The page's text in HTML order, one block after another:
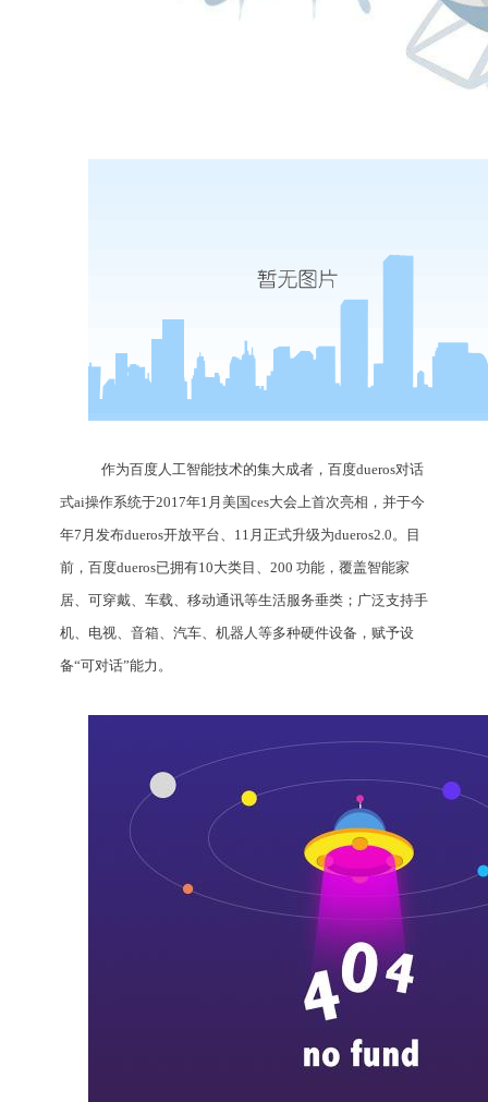
作为百度人工智能技术的集大成者，百度dueros对话
式ai操作系统于2017年1月美国ces大会上首次亮相，并于今
年7月发布dueros开放平台、11月正式升级为dueros2.0。目
前，百度dueros已拥有10大类目、200 功能，覆盖智能家
居、可穿戴、车载、移动通讯等生活服务垂类；广泛支持手
机、电视、音箱、汽车、机器人等多种硬件设备，赋予设
备“可对话”能力。